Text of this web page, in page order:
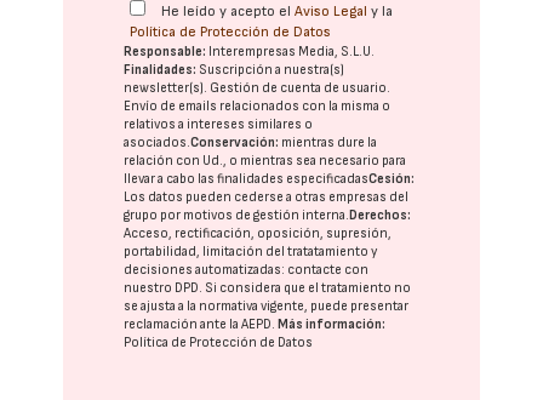
He leído y acepto elAviso Legal y la
Política de Protección de Datos
Responsable: Interempresas Media, S.L.U.
Finalidades: Suscripción a nuestra(s)
newsletter(s). Gestión de cuenta de usuario.
Envío de emails relacionados con la misma o
relativos a intereses similares o
asociados.Conservación: mientras dure la
relación con Ud., o mientras sea necesario para
llevar a cabo las finalidades especificadasCesión:
Los datos pueden cederse a otras empresas del
grupo por motivos de gestión interna.Derechos:
Acceso, rectificación, oposición, supresión,
portabilidad, limitación del tratatamiento y
decisiones automatizadas: contacte con
nuestro DPD. Si considera que el tratamiento no
se ajusta a la normativa vigente, puede presentar
reclamación ante laAEPD.Más información:
Política de Protección de Datos